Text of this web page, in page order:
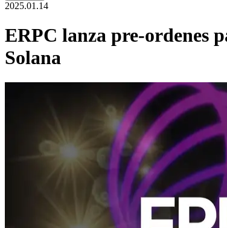
2025.01.14
ERPC lanza pre-ordenes
Solana